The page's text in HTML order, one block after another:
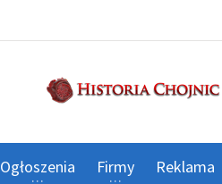
Ogłoszenia Firmy Reklama